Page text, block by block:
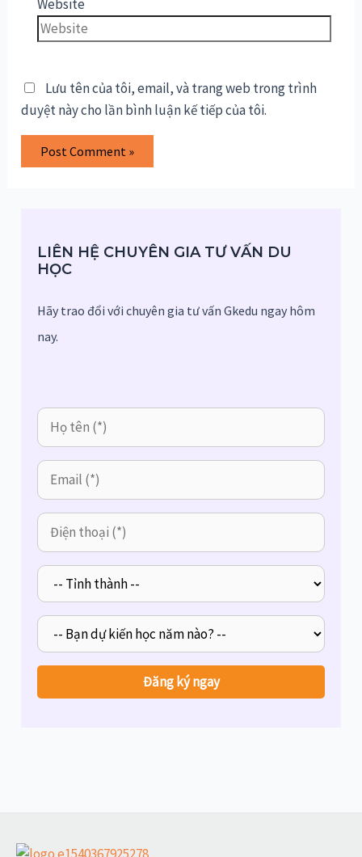
Website
Lưu tên của tôi, email, và trang web trong trình
duyệt này cho lần bình luận kế tiếp của tôi.
LIÊN HỆ CHUYÊN GIA TƯ VẤN DU
HỌC
Hãy trao đổi với chuyên gia tư vấn Gkedu ngay hôm
nay.